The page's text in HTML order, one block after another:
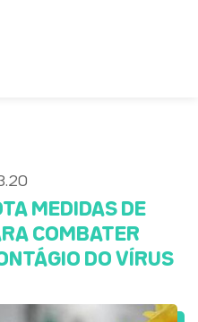
MEDIDAS DE
COMBATER
DO VÍRUS